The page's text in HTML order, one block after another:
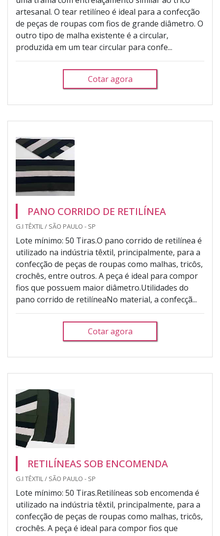
artesanal. O tear retilíneo é ideal para a confecção
de peças de roupas com fios de grande diâmetro. O
outro tipo de malha existente é a circular,
produzida em um tear circular para confe...
Cotar agora
PANO CORRIDO DE RETILÍNEA
G.I TÊXTIL / SÃO PAULO - SP
Lote mínimo: 50 Tiras.O pano corrido de retilínea é
utilizado na indústria têxtil, principalmente, para a
confecção de peças de roupas como malhas, tricôs,
crochês, entre outros. A peça é ideal para compor
fios que possuem maior diâmetro.Utilidades do
pano corrido de retilíneaNo material, a confecçã...
Cotar agora
RETILÍNEAS SOB ENCOMENDA
G.I TÊXTIL / SÃO PAULO - SP
Lote mínimo: 50 Tiras.Retilíneas sob encomenda é
utilizado na indústria têxtil, principalmente, para a
confecção de peças de roupas como malhas, tricôs,
crochês. A peça é ideal para compor fios que